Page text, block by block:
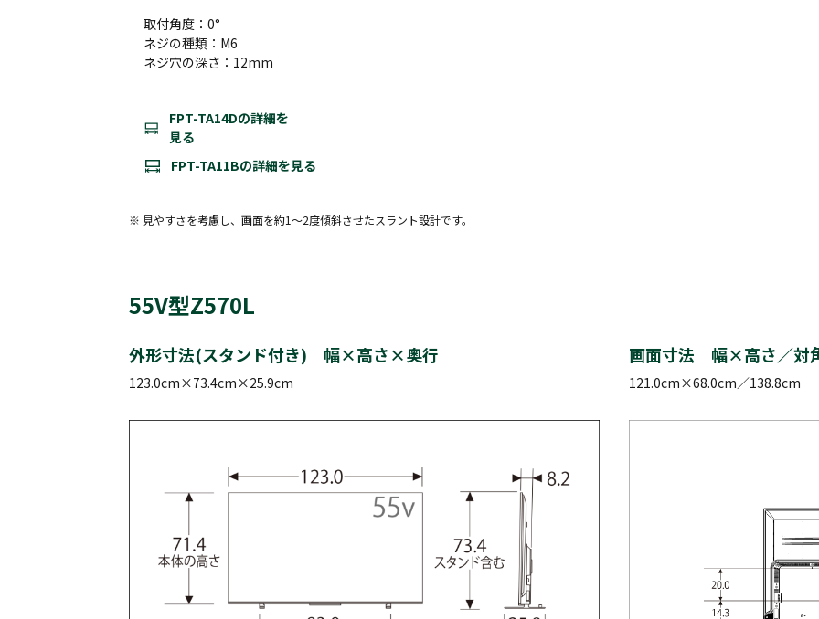
取付角度：0°
ネジの種類：M6
ネジ穴の深さ：12mm
FPT-TA14Dの詳細を
見る
FPT-TA11Bの詳細を見る
※ 見やすさを考慮し、画面を約1～2度傾斜させたスラント設計です。
55V型Z570L
外形寸法(スタンド付き) 幅×高さ×奥行
123.0cm×73.4cm×25.9cm
画面寸法 幅×高さ／対
121.0cm×68.0cm／138.8cm